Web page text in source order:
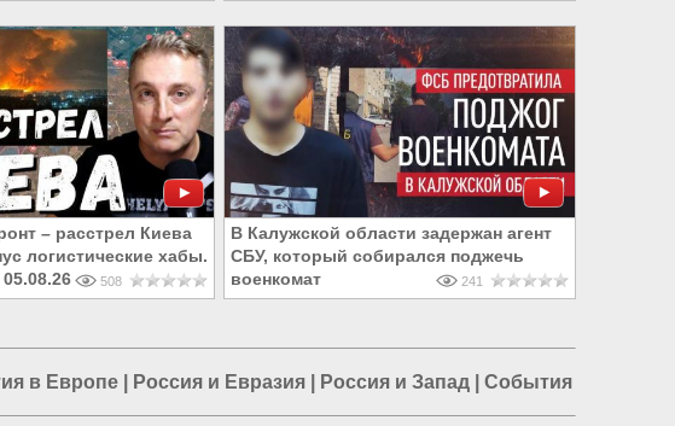
– расстрел Киева
логистические хабы.
508
В Калужской области задержан агент
СБУ, который собирался поджечь
военкомат
241
в Европе Россия и Евразия Россия и Запад События на Украине